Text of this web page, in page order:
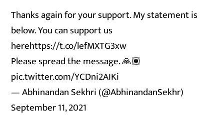
Thanks again for your support. My statement is
below. You can support us
herehttps://t.co/lefMXTG3xw
Please spread the message. 🙏🏽
pic.twitter.com/YCDni2AIKi
— Abhinandan Sekhri (@AbhinandanSekhr)
September 11, 2021